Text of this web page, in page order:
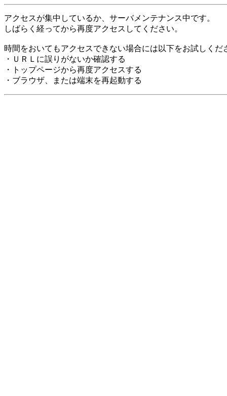
アクセスが集中しているか、サーバメンテナンス中です。
しばらく経ってから再度アクセスしてください。
時間をおいてもアクセスできない場合には以下をお試しくだ
・ＵＲＬに誤りがないか確認する
・トップページから再度アクセスする
・ブラウザ、または端末を再起動する